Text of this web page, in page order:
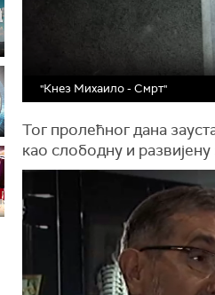
"Кнез Михаило - Смрт"
Тог пролећног дана
као слободну и